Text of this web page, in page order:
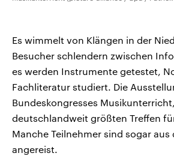
Es wimmelt von Klängen in der
Besucher schlendern zwischen
es werden Instrumente getestet,
Fachliteratur studiert. Die
Bundeskongresses
deutschlandweit größten Treffen
Manche Teilnehmer sind sogar aus
angereist.